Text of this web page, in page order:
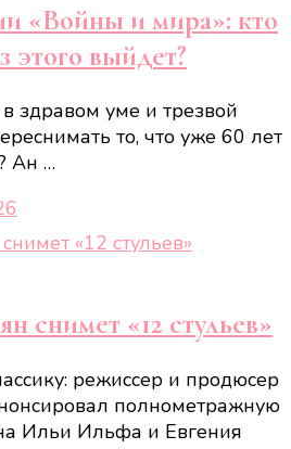
«Войны и мира»: кто
этого выйдет?
здравом уме и трезвой
то, что уже 60 лет
Ан …
снимет «12 стульев»
режиссер и продюсер
полнометражную
Ильи Ильфа и Евгения